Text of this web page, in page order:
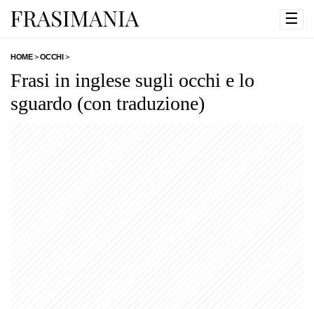
☰
HOME>OCCHI>
Frasi in inglese sugli occhi e lo
sguardo (con traduzione)